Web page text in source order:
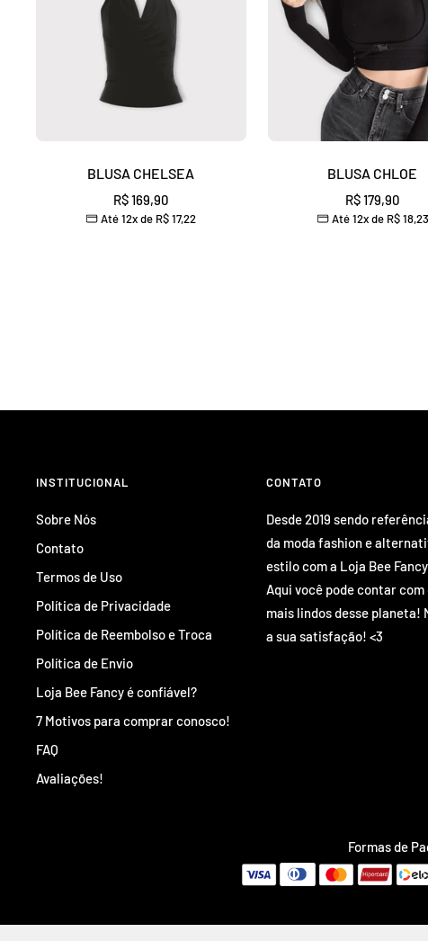
BLUSA CHELSEA
Preço
promocional
R$ 169,90
Até 12x de R$ 17,22
BLUSA CHLOE
Preço
promocional
R$ 179,90
Até 12x de R$ 18,23
INSTITUCIONAL
Sobre Nós
Contato
Termos de Uso
Política de Privacidade
Política de Reembolso e Troca
Política de Envio
Loja Bee Fancy é confiável?
7 Motivos para comprar conosco!
FAQ
Avaliações!
CONTATO
Desde 2019 sendo
da moda fashion e
estilo com a Loja Bee
Aqui você pode contar
mais lindos desse planeta!
a sua satisfação! <3
Formas de